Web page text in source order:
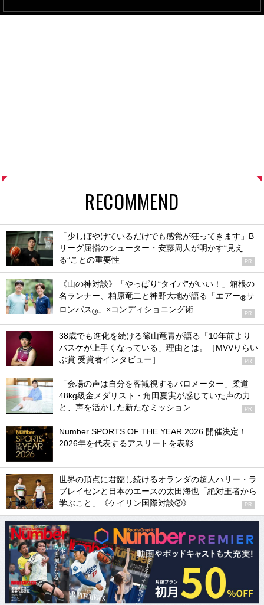
RECOMMEND
「少しぼやけているだけでも感覚が狂ってきます」B
リーグ屈指のシューター・安藤周人が明かす“見え
る”ことの重要性
PR
《山の神対談》「やっぱり“タイパ”がいい！」箱根の
名ランナー、柏原竜二と神野大地が語る「エアー®サ
ロンパス® 」×コンディショニング術 PR
38歳でも進化を続ける篠山竜青が語る「10年前より
バスケが上手くなっている」理由とは。［MVVりらい
ぶ賞 受賞者インタビュー］
PR
「会場の声は自分を客観視するバロメーター」柔道
48kg級金メダリスト・角田夏実が感じていた声の力
と、声を活かした新たなミッション
PR
Number SPORTS OF THE YEAR 2026 開催決定！
2026年を代表するアスリートを表彰
世界の頂点に君臨し続けるオランダの超人ハリー・ラ
ブレイセンと日本のエースの太田海也「絶対王者から
学ぶこと」《ケイリン国際対談②》
PR